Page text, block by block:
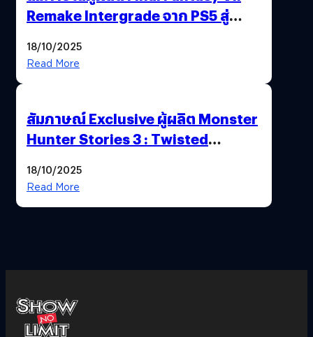
Remake Intergrade จาก PS5 สู่
18/10/2025
Read More
สัมภาษณ์ Exclusive ผู้ผลิต Monster
Hunter Stories 3 : Twisted
สวยฉ่ำ !
18/10/2025
Read More